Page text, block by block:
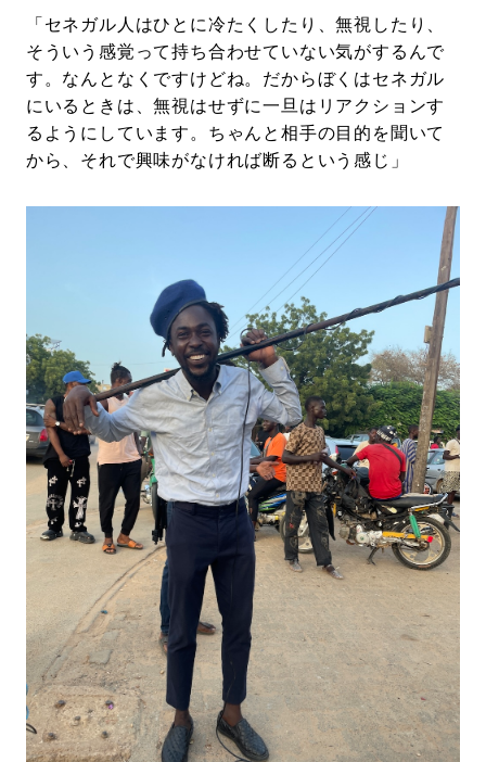
「セネガル人はひとに冷たくしたり、無視したり、
そういう感覚って持ち合わせていない気がするんで
す。なんとなくですけどね。だからぼくはセネガル
にいるときは、無視はせずに一旦はリアクションす
るようにしています。ちゃんと相手の目的を聞いて
から、それで興味がなければ断るという感じ」